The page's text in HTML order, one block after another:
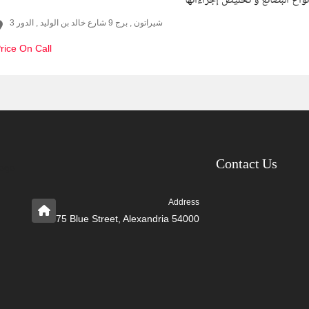
شيراتون , برج 9 شارع خالد بن الوليد , الدور 3
On Call
Contact Us
Address
75 Blue Street, Alexandria 54000